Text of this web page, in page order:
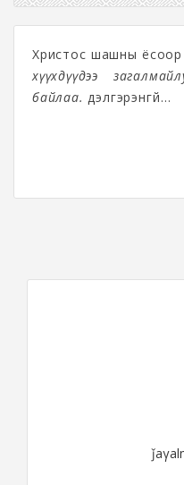
Христос шашны ёсоор
хүүхдүүдээ
байлаа. дэлгэрэнгүй...